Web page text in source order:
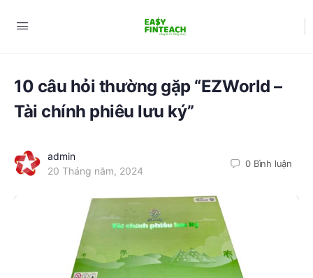
10 câu hỏi thường gặp “EZWorld –
Tài chính phiêu lưu ký”
admin
20 Tháng năm, 2024
0 Bình luận